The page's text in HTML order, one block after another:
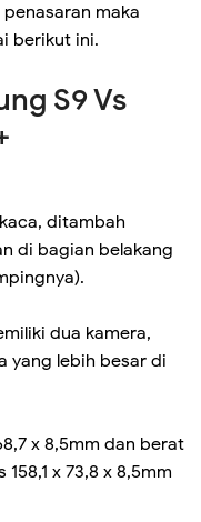
maka
berikut ini.
S9Vs
ditambah
di bagian belakang
dua kamera,
yang lebih besar di
x 8,5mm dan berat
x 73,8 x 8,5mm